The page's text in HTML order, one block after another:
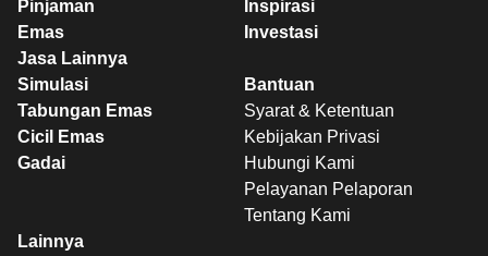
Pinjaman
Emas
Jasa Lainnya
Inspirasi
Investasi
Simulasi
Tabungan Emas
Cicil Emas
Gadai
Bantuan
Syarat & Ketentuan
Kebijakan Privasi
Hubungi Kami
Pelayanan Pelaporan
Tentang Kami
Lainnya